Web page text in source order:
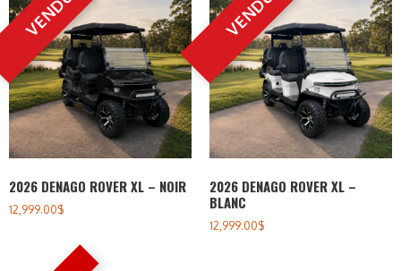
2026 DENAGO ROVER XL – NOIR
12,999.00$
2026 DENAGO ROVER XL –
BLANC
12,999.00$